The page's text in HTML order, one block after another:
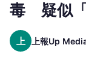
毒 疑似
上 上報Up